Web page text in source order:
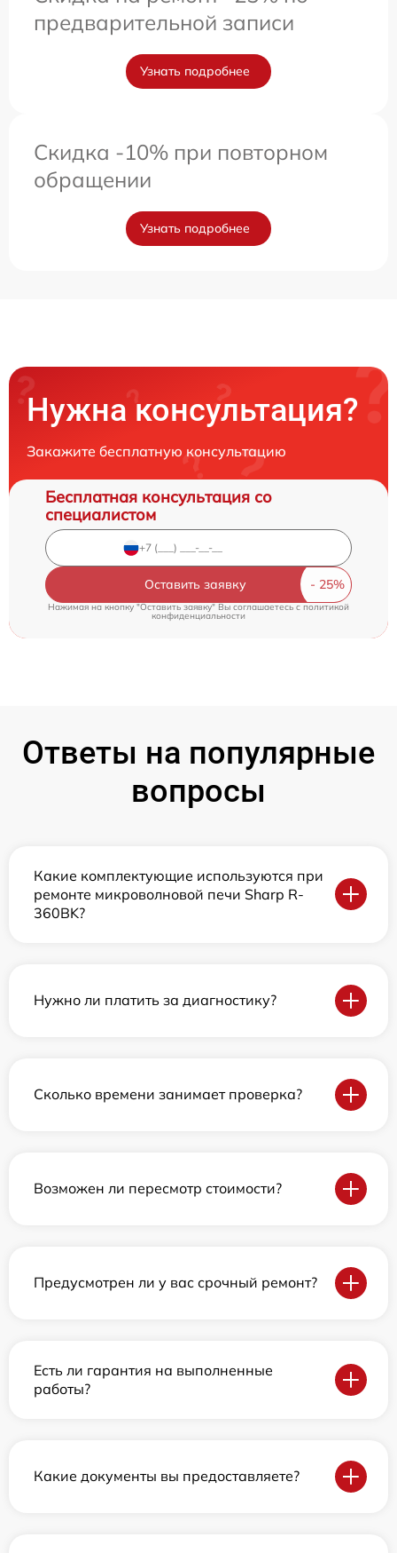
предварительной записи
Узнать подробнее
Скидка -10% при повторном
обращении
Узнать подробнее
Нужна консультация?
Закажите бесплатную консультацию
Бесплатная консультация со
специалистом
Оставить заявку
Нажимая на кнопку "Оставить заявку" Вы соглашаетесь cполитикой
конфиденциальности
Ответы на популярные
вопросы
Какие комплектующие используются при
ремонте микроволновой печи Sharp R-
360BK?
Нужно ли платить за диагностику?
Сколько времени занимает проверка?
Возможен ли пересмотр стоимости?
Предусмотрен ли у вас срочный ремонт?
Есть ли гарантия на выполненные
работы?
Какие документы вы предоставляете?